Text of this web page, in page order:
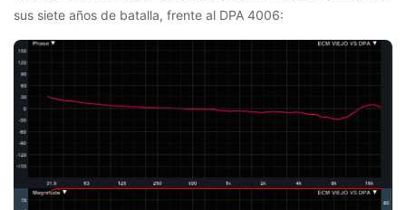
sus siete años de batalla, frente al DPA 4006: